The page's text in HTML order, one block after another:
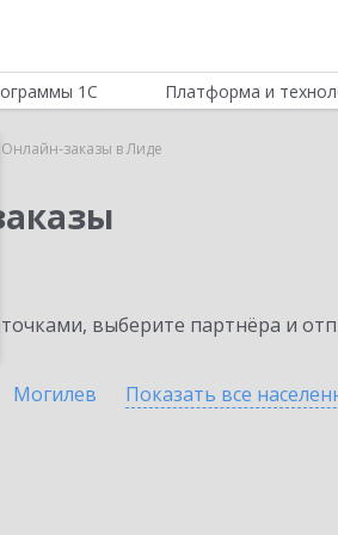
1С Платформа и
заказы в Лиде
выберите партнёра и
Могилев Показать все